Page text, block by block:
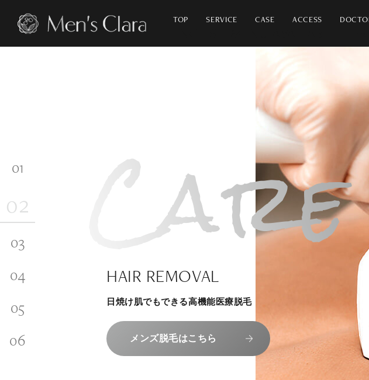
TOP SERVICE CASE ACCESS
SIGNATURE TREATMENTS
リラックスできる落ち着いた空間で
HAIR REMOVAL
日焼け肌でもできる高機能医療脱毛
メンズ脱毛はこちら
SKINCARE-TRIAL
その人に合わせてオーダーメイドで
PHILOSOPHY
“男性”特化の美容
コンセプトはこちら
ナチュラル
内側から若々しく健康な身体へ
NAD+点滴はこちら
INVITATION
メンバーシップを、最高のギフトに。
メンバーシップのご案内